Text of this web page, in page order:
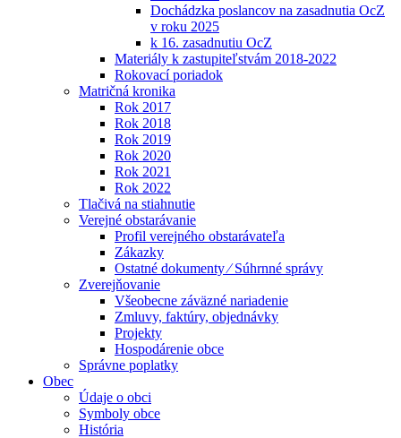
Dochádzka poslancov na zasadnutia OcZ
v roku 2025
k 16. zasadnutiu OcZ
Materiály k zastupiteľstvám 2018-2022
Rokovací poriadok
Matričná kronika
Rok 2017
Rok 2018
Rok 2019
Rok 2020
Rok 2021
Rok 2022
Tlačivá na stiahnutie
Verejné obstarávanie
Profil verejného obstarávateľa
Zákazky
Ostatné dokumenty ⁄ Súhrnné správy
Zverejňovanie
Všeobecne záväzné nariadenie
Zmluvy, faktúry, objednávky
Projekty
Hospodárenie obce
Správne poplatky
Obec
Údaje o obci
Symboly obce
História